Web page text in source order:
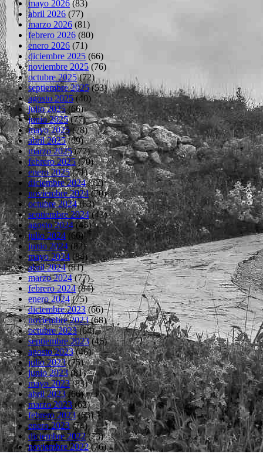
mayo 2026 (83)
abril 2026 (77)
marzo 2026 (81)
febrero 2026 (80)
enero 2026 (71)
diciembre 2025 (66)
noviembre 2025(76)
octubre 2025(72)
septiembre 2025(53)
agosto 2025(40)
julio 2025(66)
junio 2025(77)
mayo 2025(78)
abril 2025(69)
marzo 2025(77)
febrero 2025(70)
enero 2025(71)
diciembre 2024(72)
noviembre 2024(70)
octubre 2024(63)
septiembre 2024(43)
agosto 2024(45)
julio 2024 (66)
junio 2024 (82)
mayo 2024 (84)
abril 2024(81)
marzo 2024(77)
febrero 2024(84)
enero 2024(75)
diciembre 2023(66)
noviembre 2023(68)
octubre 2023(64)
septiembre 2023(46)
agosto 2023(46)
julio 2023(75)
junio 2023(81)
mayo 2023(83)
abril 2023(66)
marzo 2023(62)
febrero 2023(63)
enero 2023(74)
diciembre 2022(73)
noviembre 2022(76)